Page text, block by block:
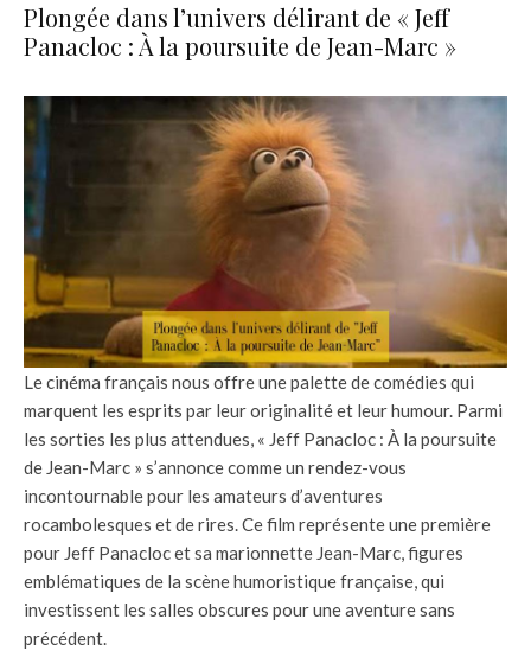
Plongée dans l’univers délirant de « Jeff
Panacloc : À la poursuite de Jean-Marc »
Le cinéma français nous offre une palette de comédies qui
marquent les esprits par leur originalité et leur humour. Parmi
les sorties les plus attendues, « Jeff Panacloc : À la poursuite
de Jean-Marc » s’annonce comme un rendez-vous
incontournable pour les amateurs d’aventures
rocambolesques et de rires. Ce film représente une première
pour Jeff Panacloc et sa marionnette Jean-Marc, figures
emblématiques de la scène humoristique française, qui
investissent les salles obscures pour une aventure sans
précédent.